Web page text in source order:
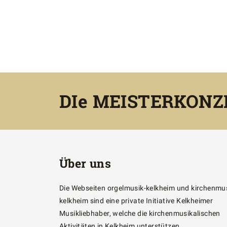
DIe
Über uns
Die Webseiten orgelmusik-kelkheim und
kelkheim sind eine private Initiative Kelkheimer
Musikliebhaber, welche die kirchenmusikalischen